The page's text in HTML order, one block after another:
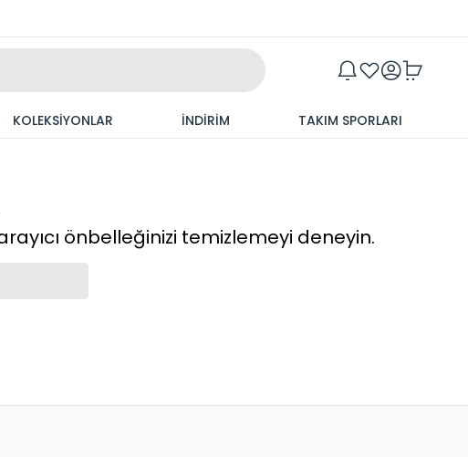
KOLEKSİYONLAR İNDİRİM TAKIM SPORLARI
önbelleğinizi temizlemeyi deneyin.